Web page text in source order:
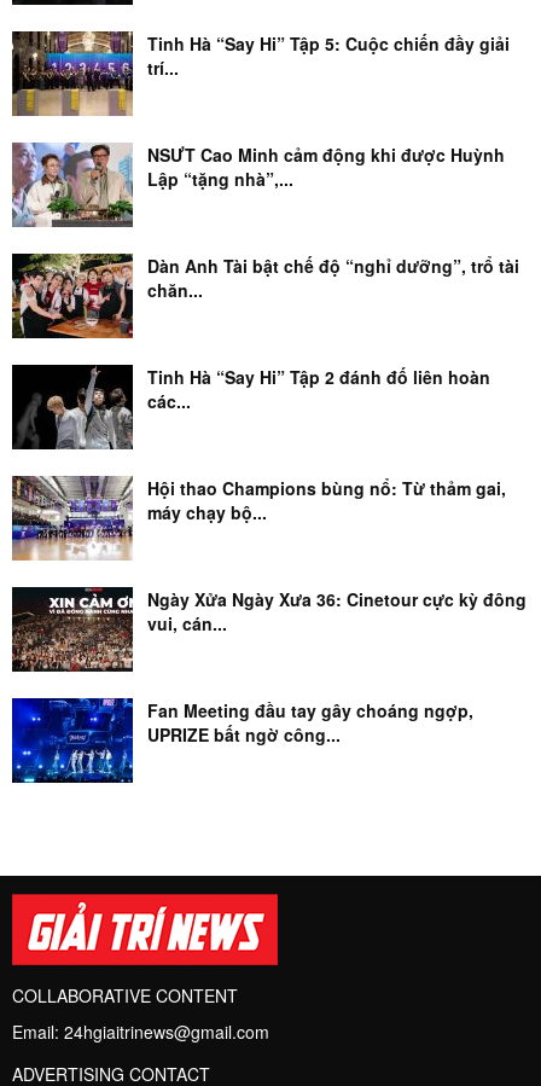
Tinh Hà “Say Hi” Tập 5: Cuộc chiến đầy giải
trí...
NSƯT Cao Minh cảm động khi được Huỳnh
Lập “tặng nhà”,...
Dàn Anh Tài bật chế độ “nghỉ dưỡng”, trổ tài
chăn...
Tinh Hà “Say Hi” Tập 2 đánh đố liên hoàn
các...
Hội thao Champions bùng nổ: Từ thảm gai,
máy chạy bộ...
Ngày Xửa Ngày Xưa 36: Cinetour cực kỳ đông
vui, cán...
Fan Meeting đầu tay gây choáng ngợp,
UPRIZE bất ngờ công...
COLLABORATIVE CONTENT
Email: 24hgiaitrinews@gmail.com
ADVERTISING CONTACT